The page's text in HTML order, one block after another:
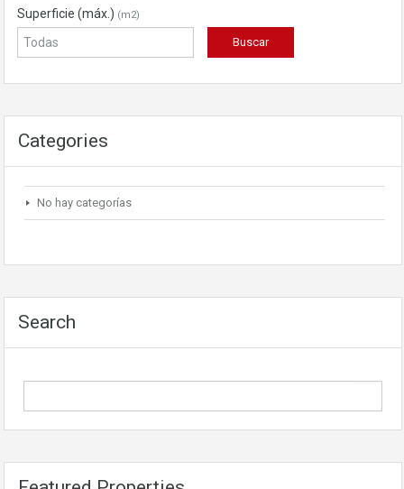
Superficie (máx.) (m2)
Categories
No hay categorías
Search